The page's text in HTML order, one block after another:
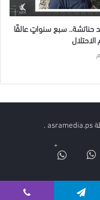
حناتشة.. سبع سنواتٍ عالقًا
واتسابقناة
الواتس